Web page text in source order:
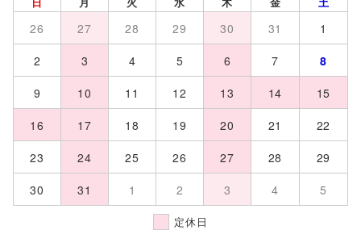
26 27 28 29 30 31
1
2
3 4 5 6 7
8
9
10 11 12 13 14
15
16
17 18 19 20 21
22
23
24 25 26 27 28
29
30
31 1 2 3 4 5
定休日